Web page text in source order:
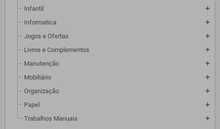
Infantil add
Informatica add
Jogos e Ofertas add
Livros e Complementos add
Manutenção add
Mobiliário add
Organização add
Papel add
Trabalhos Manuais add